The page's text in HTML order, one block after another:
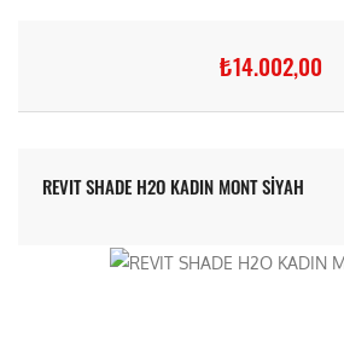
₺14.002,00
REVIT SHADE H2O KADIN MONT SİYAH